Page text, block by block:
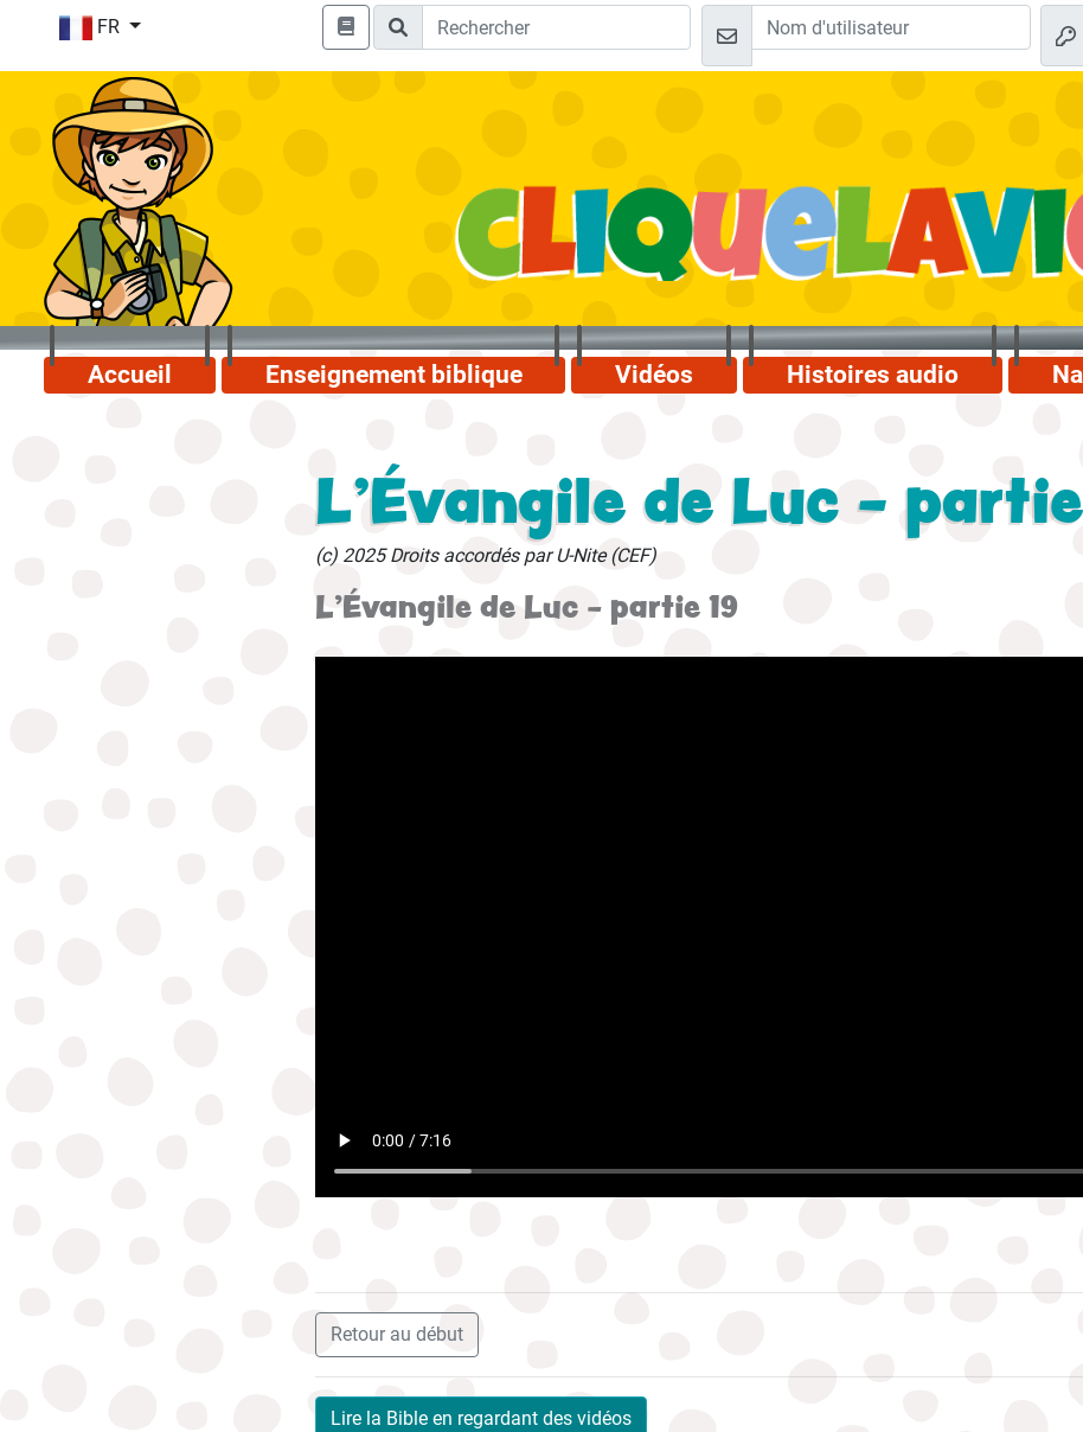
FR
Accueil Enseignement biblique Vidéos Histoires audio
L'Évangile de Luc -
(c) 2025 Droits accordés par U-Nite (CEF)
L'Évangile de Luc - partie 19
Retour au début
Lire la Bible en regardant des vidéos